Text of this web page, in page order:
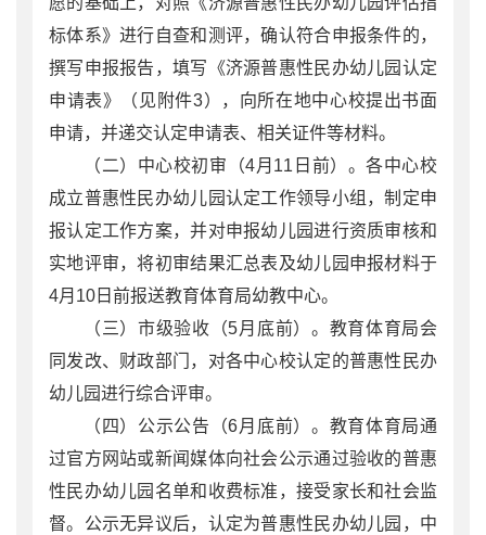
标体系》进行自查和测评，确认符合申报条件的，
撰写申报报告，填写《济源普惠性民办幼儿园认定
申请表》（见附件3），向所在地中心校提出书面
申请，并递交认定申请表、相关证件等材料。
（二）中心校初审（4月11日前）。各中心校
成立普惠性民办幼儿园认定工作领导小组，制定申
报认定工作方案，并对申报幼儿园进行资质审核和
实地评审，将初审结果汇总表及幼儿园申报材料于
4月10日前报送教育体育局幼教中心。
（三）市级验收（5月底前）。教育体育局会
同发改、财政部门，对各中心校认定的普惠性民办
幼儿园进行综合评审。
（四）公示公告（6月底前）。教育体育局通
过官方网站或新闻媒体向社会公示通过验收的普惠
性民办幼儿园名单和收费标准，接受家长和社会监
督。公示无异议后，认定为普惠性民办幼儿园，中